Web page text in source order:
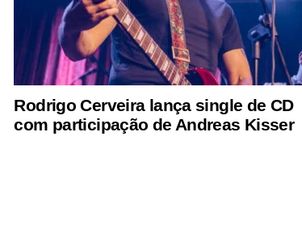
Rodrigo Cerveira lança single de CD
com participação de Andreas Kisser